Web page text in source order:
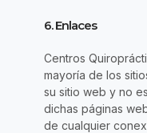
6. Enlaces
Centros
mayoría de los
su sitio web y no
dichas páginas
de cualquier